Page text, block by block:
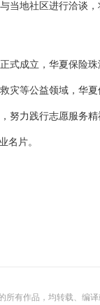
当地社区进行洽谈
式成立，华夏保险
灾等公益领域，华
努力践行志愿服务
名片。
所有作品，均转载、编